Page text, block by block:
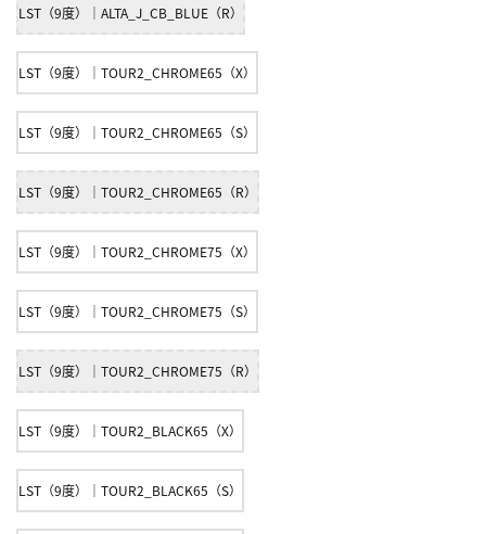
LST（9度）｜ALTA_J_CB_BLUE（R）
LST（9度）｜TOUR2_CHROME65（X）
LST（9度）｜TOUR2_CHROME65（S）
LST（9度）｜TOUR2_CHROME65（R）
LST（9度）｜TOUR2_CHROME75（X）
LST（9度）｜TOUR2_CHROME75（S）
LST（9度）｜TOUR2_CHROME75（R）
LST（9度）｜TOUR2_BLACK65（X）
LST（9度）｜TOUR2_BLACK65（S）